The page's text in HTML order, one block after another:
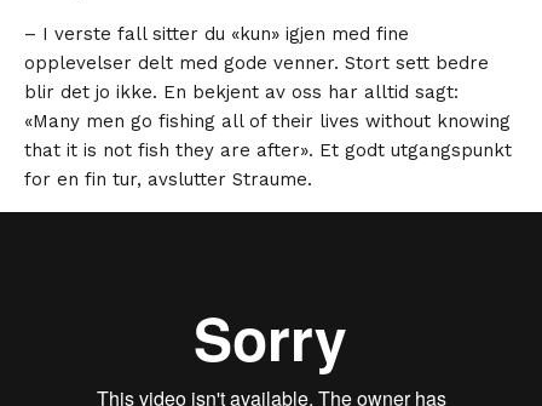
– I verste fall sitter du «kun» igjen med fine
opplevelser delt med gode venner. Stort sett bedre
blir det jo ikke. En bekjent av oss har alltid sagt:
«Many men go fishing all of their lives without knowing
that it is not fish they are after». Et godt utgangspunkt
for en fin tur, avslutter Straume.